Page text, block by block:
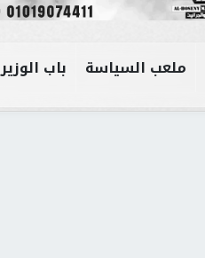
ملعب السياسة باب الوزير